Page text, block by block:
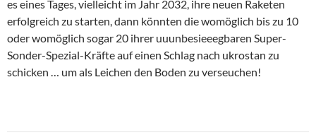
es eines Tages, vielleicht im Jahr 2032, ihre neuen Raketen
erfolgreich zu starten, dann könnten die womöglich bis zu 10
oder womöglich sogar 20 ihrer uuunbesieeegbaren Super-
Sonder-Spezial-Kräfte auf einen Schlag nach ukrostan zu
schicken … um als Leichen den Boden zu verseuchen!